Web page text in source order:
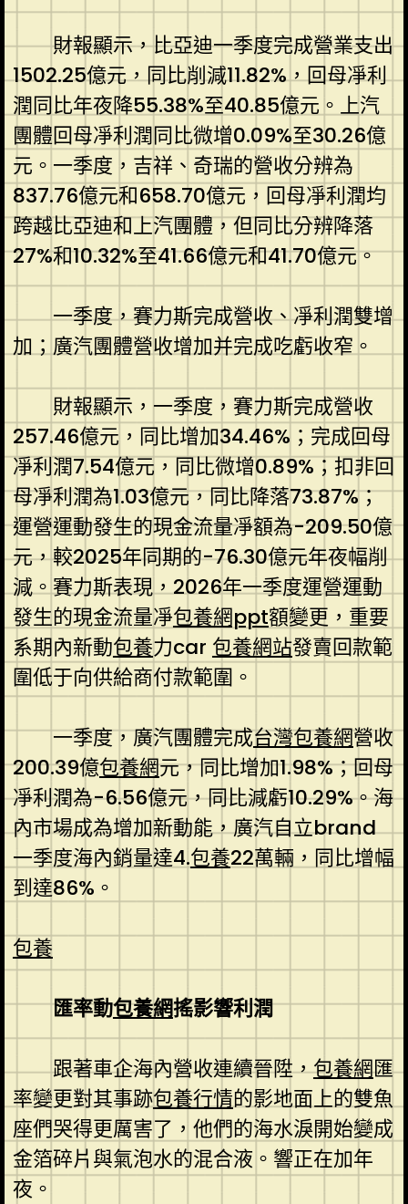
財報顯示，比亞迪一季度完成營業支出
1502.25億元，同比削減11.82%，回母凈利
潤同比年夜降55.38%至40.85億元。上汽
團體回母凈利潤同比微增0.09%至30.26億
元。一季度，吉祥、奇瑞的營收分辨為
837.76億元和658.70億元，回母凈利潤均
跨越比亞迪和上汽團體，但同比分辨降落
27%和10.32%至41.66億元和41.70億元。
一季度，賽力斯完成營收、凈利潤雙增
加；廣汽團體營收增加并完成吃虧收窄。
財報顯示，一季度，賽力斯完成營收
257.46億元，同比增加34.46%；完成回母
凈利潤7.54億元，同比微增0.89%；扣非回
母凈利潤為1.03億元，同比降落73.87%；
運營運動發生的現金流量凈額為-209.50億
元，較2025年同期的-76.30億元年夜幅削
減。賽力斯表現，2026年一季度運營運動
發生的現金流量凈包養網ppt額變更，重要
系期內新動包養力car 包養網站發賣回款範
圍低于向供給商付款範圍。
一季度，廣汽團體完成台灣包養網營收
200.39億包養網元，同比增加1.98%；回母
凈利潤為-6.56億元，同比減虧10.29%。海
內市場成為增加新動能，廣汽自立brand
一季度海內銷量達4.包養22萬輛，同比增幅
到達86%。
包養
匯率動包養網搖影響利潤
跟著車企海內營收連續晉陞，包養網匯
率變更對其事跡包養行情的影地面上的雙魚
座們哭得更厲害了，他們的海水淚開始變成
金箔碎片與氣泡水的混合液。響正在加年
夜。